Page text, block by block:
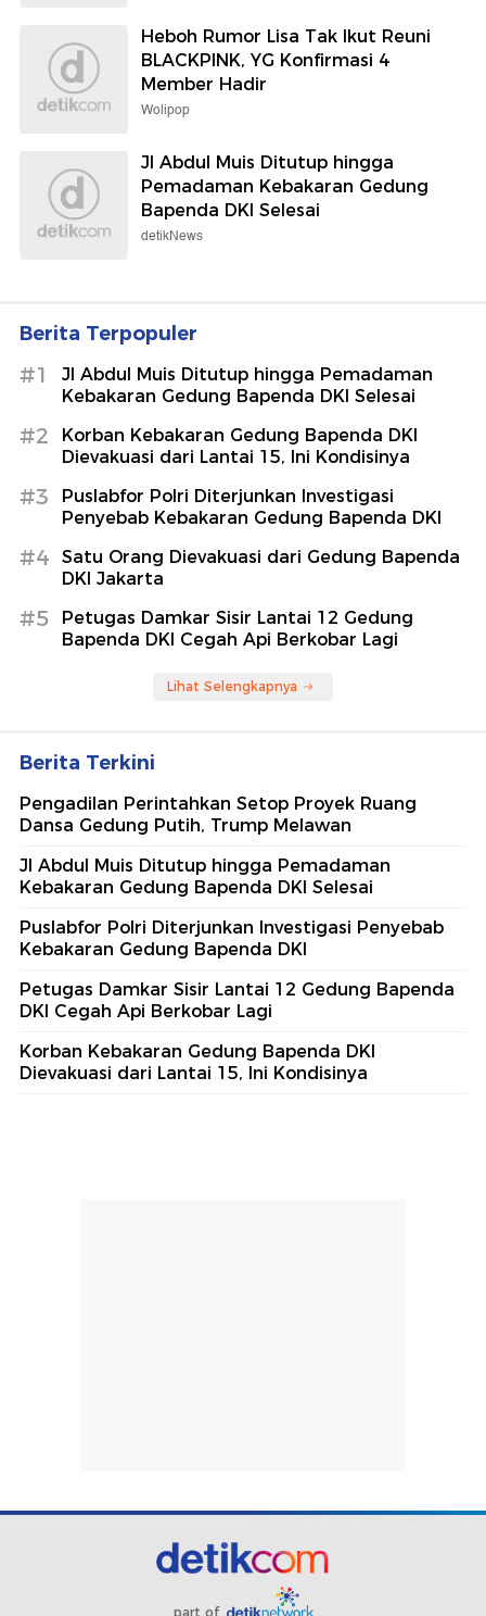
Heboh Rumor Lisa Tak Ikut Reuni
BLACKPINK, YG Konfirmasi 4
Member Hadir
Wolipop
Jl Abdul Muis Ditutup hingga
Pemadaman Kebakaran Gedung
Bapenda DKI Selesai
detikNews
Berita Terpopuler
#1
Jl Abdul Muis Ditutup hingga Pemadaman
Kebakaran Gedung Bapenda DKI Selesai
#2
Korban Kebakaran Gedung Bapenda DKI
Dievakuasi dari Lantai 15, Ini Kondisinya
#3
Puslabfor Polri Diterjunkan Investigasi
Penyebab Kebakaran Gedung Bapenda DKI
#4
Satu Orang Dievakuasi dari Gedung Bapenda
DKI Jakarta
#5
Petugas Damkar Sisir Lantai 12 Gedung
Bapenda DKI Cegah Api Berkobar Lagi
Lihat Selengkapnya
Berita Terkini
Pengadilan Perintahkan Setop Proyek Ruang
Dansa Gedung Putih, Trump Melawan
Jl Abdul Muis Ditutup hingga Pemadaman
Kebakaran Gedung Bapenda DKI Selesai
Puslabfor Polri Diterjunkan Investigasi Penyebab
Kebakaran Gedung Bapenda DKI
Petugas Damkar Sisir Lantai 12 Gedung Bapenda
DKI Cegah Api Berkobar Lagi
Korban Kebakaran Gedung Bapenda DKI
Dievakuasi dari Lantai 15, Ini Kondisinya
part of